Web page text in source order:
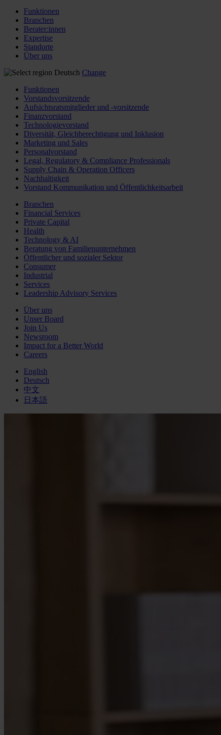
Funktionen
Branchen
Berater:innen
Expertise
Standorte
Über uns
Deutsch Change
Funktionen
Vorstandsvorsitzende
Aufsichtsratsmitglieder und -vorsitzende
Finanzvorstand
Technologievorstand
Diversität, Gleichberechtigung und Inklusion
Marketing und Sales
Personalvorstand
Legal, Regulatory & Compliance Professionals
Supply Chain & Operation Officers
Nachhaltigkeit
Vorstand Kommunikation und Öffentlichkeitsarbeit
Branchen
Financial Services
Private Capital
Health
Technology & AI
Beratung von Familienunternehmen
Öffentlicher und sozialer Sektor
Consumer
Industrial
Services
Leadership Advisory Services
Über uns
Unser Board
Join Us
Newsroom
Impact for a Better World
Careers
English
Deutsch
中文
日本語